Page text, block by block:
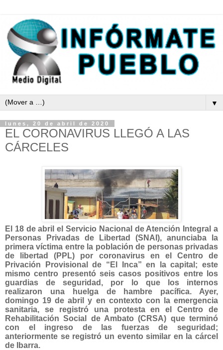
▼
lunes, 20 de abril de 2020
EL CORONAVIRUS LLEGÓ A LAS
CÁRCELES
El 18 de abril el Servicio Nacional de Atención Integral a
Personas Privadas de Libertad (SNAI), anunciaba la
primera víctima entre la población de personas privadas
de libertad (PPL) por coronavirus en el Centro de
Privación Provisional de “El Inca” en la capital; este
mismo centro presentó seis casos positivos entre los
guardias de seguridad, por lo que los internos
realizaron una huelga de hambre pacífica. Ayer,
domingo 19 de abril y en contexto con la emergencia
sanitaria, se registró una protesta en el Centro de
Rehabilitación Social de Ambato (CRSA) que terminó
con el ingreso de las fuerzas de seguridad;
anteriormente se registró un evento similar en la cárcel
de Ibarra.